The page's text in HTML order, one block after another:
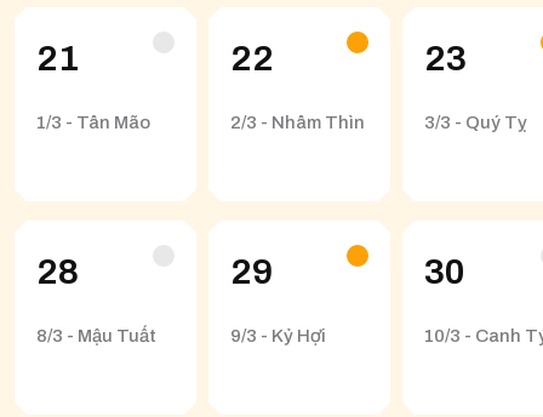
21
1/3 - Tân Mão
22
2/3 - Nhâm Thìn
23
3/3 - Quý Tỵ
28
8/3 - Mậu Tuất
29
9/3 - Kỷ Hợi
30
10/3 - Canh